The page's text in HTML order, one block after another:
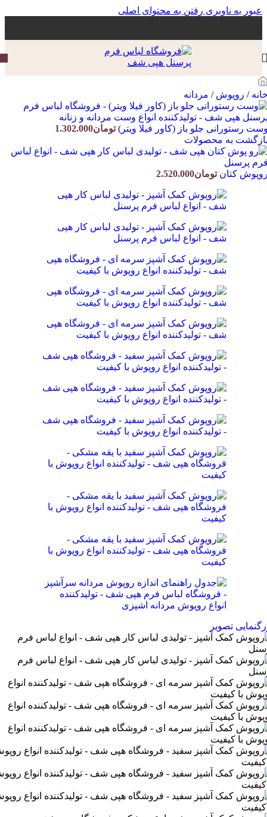
عبور به ناوبری رفتن به محتوای اصلی
/ روپوش/ مردانه
رستورانی جلو باز (کاور فیلا ویتر)تومان1.302.000
به محصولات
کتانتومان2.520.000
تصویر